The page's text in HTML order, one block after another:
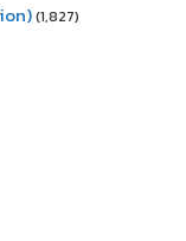
(1,827)